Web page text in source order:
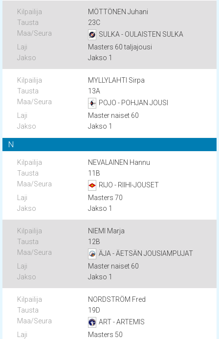
MÖTTÖNEN Juhani
23C
SULKA - OULAISTEN SULKA
Masters 60 taljajousi
Jakso 1
MYLLYLAHTI Sirpa
13A
POJO - POHJAN JOUSI
Master naiset 60
Jakso 1
N
NEVALAINEN Hannu
11B
RIJO - RIIHI-JOUSET
Masters 70
Jakso 1
NIEMI Marja
12B
ÄJA - ÄETSÄN JOUSIAMPUJAT
Master naiset 60
Jakso 1
NORDSTRÖM Fred
19D
ART - ARTEMIS
Masters 50